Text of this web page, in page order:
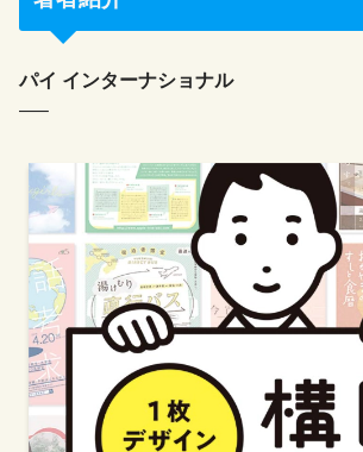
パイ インターナショナル
—–